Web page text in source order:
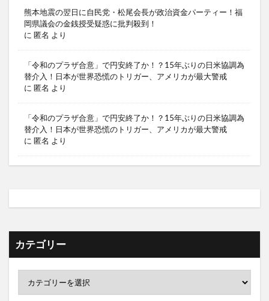
熊本地震の翌日に自民党・松尾会長が政治資金パーティー！福
岡県議会の金銭授受疑惑に批判殺到！
に 匿名 より
「令和のプラザ合意」で円安終了か！？15年ぶりの日米協調為
替介入！日本が世界恐慌のトリガー、アメリカが最大警戒
に 匿名 より
「令和のプラザ合意」で円安終了か！？15年ぶりの日米協調為
替介入！日本が世界恐慌のトリガー、アメリカが最大警戒
に 匿名 より
カテゴリー